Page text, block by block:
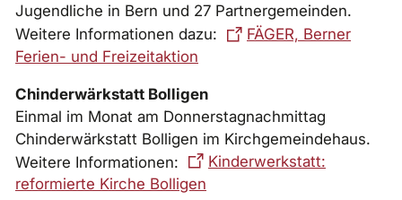
Jugendliche in Bern und 27 Partnergemeinden.
Weitere Informationen dazu:
FÄGER, Berner
Ferien- und Freizeitaktion
Chinderwärkstatt Bolligen
Einmal im Monat am Donnerstagnachmittag
Chinderwärkstatt Bolligen im Kirchgemeindehaus.
Weitere Informationen:
Kinderwerkstatt:
reformierte Kirche Bolligen